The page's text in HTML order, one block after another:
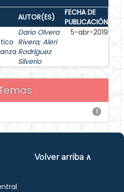
AUTOR(ES)
FECHA DE
PUBLICACIÓN
Dario Olvera
Rivera;Aleri
Rodríguez
Silverio
5-abr-2019
1
Volver arriba ∧